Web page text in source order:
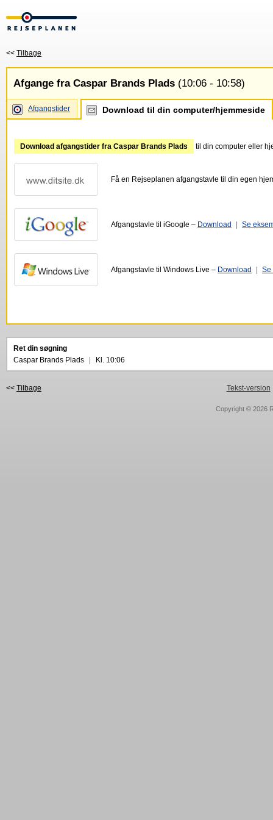
<< Tilbage
Afgange fra Caspar Brands Plads (10:06 - 10:58)
Afgangstider Download til din computer/hjemmeside
Download afgangstider fra Caspar Brands Plads til din computer eller
Få en Rejseplanen afgangstavle til din egen
Afgangstavle til iGoogle – Download Se
Afgangstavle til Windows Live – Download Se
Ret din søgning
Caspar Brands Plads
Kl. 10:06
<< Tilbage Tekst-version
Copyright © 2026